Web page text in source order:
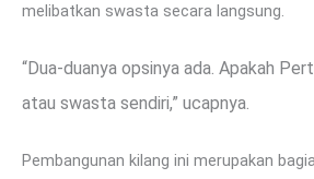
melibatkan swasta secara langsung.
“Dua-duanya opsinya ada. Apakah
atau swasta sendiri,” ucapnya.
Pembangunan kilang ini merupakan